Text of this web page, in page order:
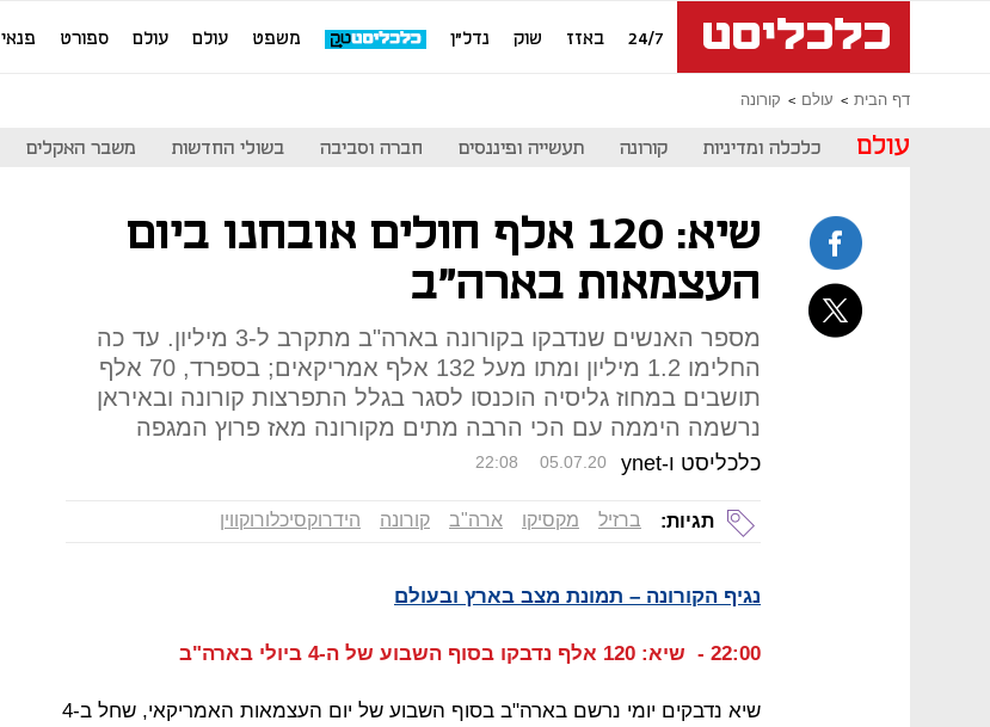
24/7 באזז שוק נדל"ן משפט עולם עולם ספורט פנאי
דף הבית עולם קורונה
עולם כלכלה ומדיניות קורונה תעשייה ופיננסים חברה וסביבה בשולי החדשות משבר האקלים
שיא: 120 אלף חולים אובחנו ביום
העצמאות בארה"ב
מספר האנשים שנדבקו בקורונה בארה"ב מתקרב ל-3 מיליון. עד כה
החלימו 1.2 מיליון ומתו מעל 132 אלף אמריקאים; בספרד, 70 אלף
תושבים במחוז גליסיה הוכנסו לסגר בגלל התפרצות קורונה ובאיראן
נרשמה היממה עם הכי הרבה מתים מקורונה מאז פרוץ המגפה
כלכליסט ו-ynet 22:08 05.07.20
תגיות: ברזיל מקסיקו ארה"ב קורונה הידרוקסיכלורוקווין
נגיף הקורונה – תמונת מצב בארץ ובעולם
22:00 - שיא: 120 אלף נדבקו בסוף השבוע של ה-4 ביולי בארה"ב
שיא נדבקים יומי נרשם בארה"ב בסוף השבוע של יום העצמאות האמריקאי, שחל ב-4